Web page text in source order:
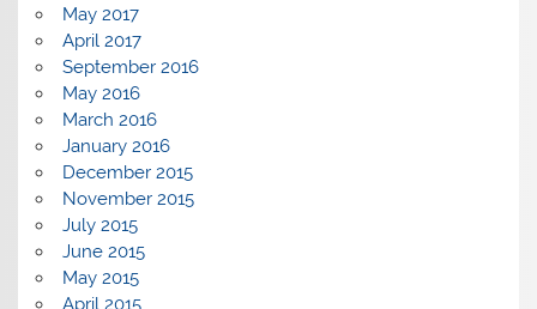
May 2017
April 2017
September 2016
May 2016
March 2016
January 2016
December 2015
November 2015
July 2015
June 2015
May 2015
April 2015